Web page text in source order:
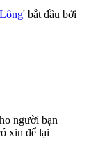
' bắt đầu bởi
người bạn
xin để lại